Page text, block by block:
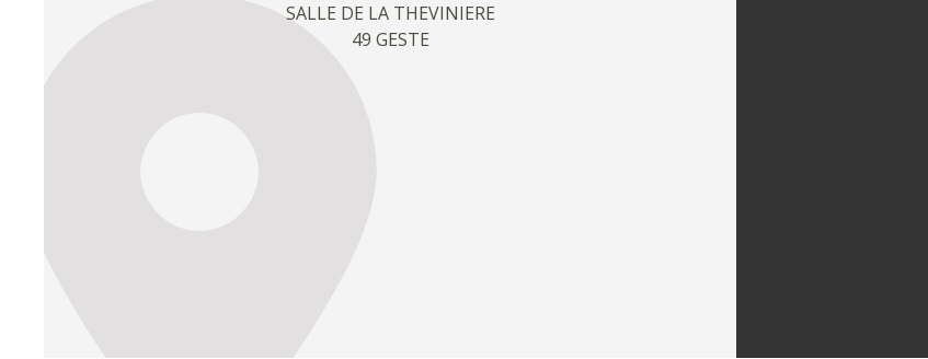
SALLE DE LA THEVINIERE
49 GESTE